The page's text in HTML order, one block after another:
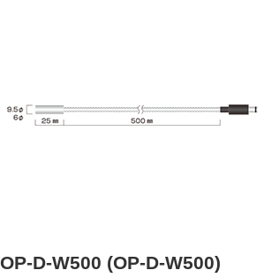
OP-D-W500 (OP-D-W500)